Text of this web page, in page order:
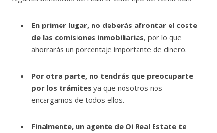
En primer lugar, no deberás afrontar el coste
de las comisiones inmobiliarias, por lo que
ahorrarás un porcentaje importante de dinero.
Por otra parte, no tendrás que preocuparte
por los trámites ya que nosotros nos
encargamos de todos ellos.
Finalmente, un agente de Oi Real Estate te